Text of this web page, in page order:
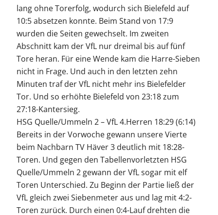
lang ohne Torerfolg, wodurch sich Bielefeld auf
10:5 absetzen konnte. Beim Stand von 17:9
wurden die Seiten gewechselt. Im zweiten
Abschnitt kam der VfL nur dreimal bis auf fünf
Tore heran. Für eine Wende kam die Harre-Sieben
nicht in Frage. Und auch in den letzten zehn
Minuten traf der VfL nicht mehr ins Bielefelder
Tor. Und so erhöhte Bielefeld von 23:18 zum
27:18-Kantersieg.
HSG Quelle/Ummeln 2 – VfL 4.Herren 18:29 (6:14)
Bereits in der Vorwoche gewann unsere Vierte
beim Nachbarn TV Häver 3 deutlich mit 18:28-
Toren. Und gegen den Tabellenvorletzten HSG
Quelle/Ummeln 2 gewann der VfL sogar mit elf
Toren Unterschied. Zu Beginn der Partie ließ der
VfL gleich zwei Siebenmeter aus und lag mit 4:2-
Toren zurück. Durch einen 0:4-Lauf drehten die